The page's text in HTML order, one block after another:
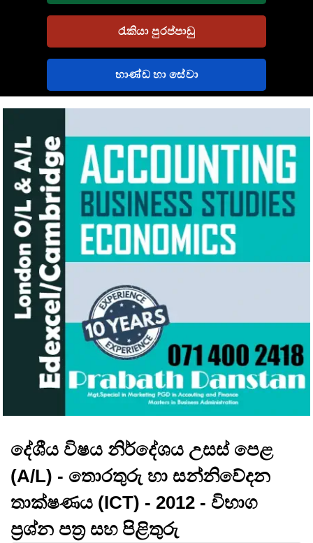
රැකියා පුරප්පාඩු
භාණ්ඩ හා සේවා
දේශීය විෂය නිර්දේශය උසස් පෙළ
(A/L) - තොරතුරු හා සන්නිවේදන
තාක්ෂණය (ICT) - 2012 - විභාග
ප්‍රශ්න පත්‍ර සහ පිළිතුරු